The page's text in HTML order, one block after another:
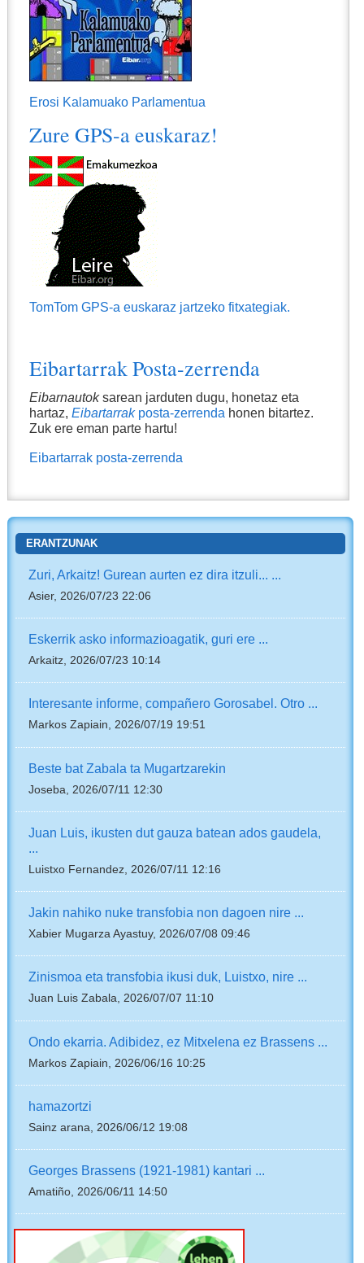
Erosi Kalamuako Parlamentua
Zure GPS-a euskaraz!
TomTom GPS-a euskaraz jartzeko fitxategiak.
Eibartarrak Posta-zerrenda
Eibarnautoksarean jarduten dugu, honetaz eta
hartaz,Eibartarrakposta-zerrenda honen bitartez.
Zuk ere eman parte hartu!
Eibartarrak posta-zerrenda
ERANTZUNAK
Zuri, Arkaitz! Gurean aurten ez dira itzuli... ...
Asier, 2026/07/23 22:06
Eskerrik asko informazioagatik, guri ere ...
Arkaitz, 2026/07/23 10:14
Interesante informe, compañero Gorosabel. Otro ...
Markos Zapiain, 2026/07/19 19:51
Beste bat Zabala ta Mugartzarekin
Joseba, 2026/07/11 12:30
Juan Luis, ikusten dut gauza batean ados gaudela,
...
Luistxo Fernandez, 2026/07/11 12:16
Jakin nahiko nuke transfobia non dagoen nire ...
Xabier Mugarza Ayastuy, 2026/07/08 09:46
Zinismoa eta transfobia ikusi duk, Luistxo, nire ...
Juan Luis Zabala, 2026/07/07 11:10
Ondo ekarria. Adibidez, ez Mitxelena ez Brassens ...
Markos Zapiain, 2026/06/16 10:25
hamazortzi
Sainz arana, 2026/06/12 19:08
Georges Brassens (1921-1981) kantari ...
Amatiño, 2026/06/11 14:50